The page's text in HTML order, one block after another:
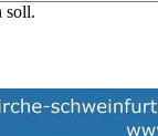
soll.